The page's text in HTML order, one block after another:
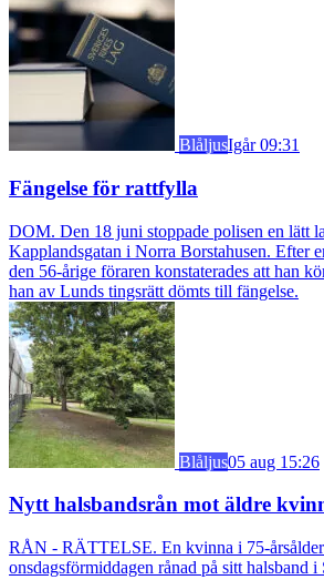
BlåljusIgår 09:31
Fängelse för rattfylla
DOM. Den 18 juni stoppade polisen en lätt
Kapplandsgatan i Norra Borstahusen. Efter
den 56-årige föraren konstaterades att han
han av Lunds tingsrätt dömts till fängelse.
Blåljus05 aug 15:26
Nytt halsbandsrån mot äldre
RÅN - RÄTTELSE. En kvinna i 75-
onsdagsförmiddagen rånad på sitt halsband